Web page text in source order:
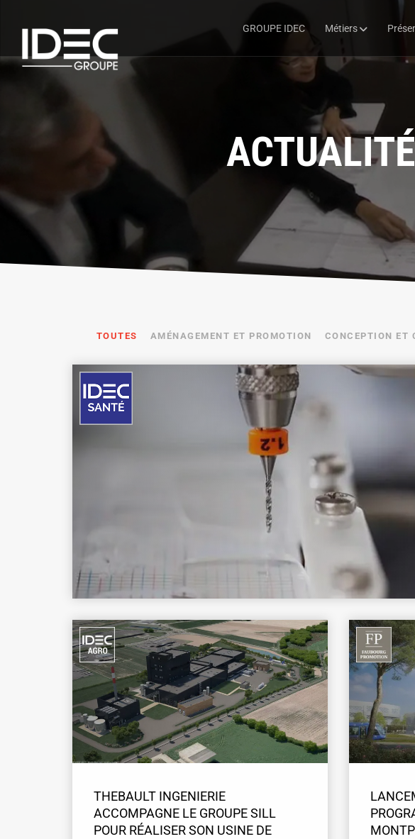
GROUPE IDEC Métiers
TOUTES AMÉNAGEMENT ET PROMOTION CONCEPTION ET
THEBAULT INGENIERIE
ACCOMPAGNE LE GROUPE SILL
POUR RÉALISER SON USINE DE